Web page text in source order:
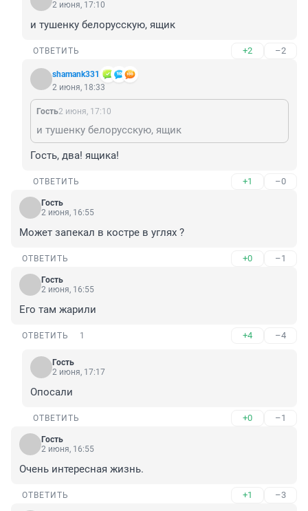
2 июня, 17:10
и тушенку белорусскую, ящик
ОТВЕТИТЬ +2 –2
shamank331
2 июня, 18:33
Гость2 июня, 17:10
и тушенку белорусскую, ящик
Гость, два! ящика!
ОТВЕТИТЬ +1 –0
Гость
2 июня, 16:55
Может запекал в костре в углях ?
ОТВЕТИТЬ +0 –1
Гость
2 июня, 16:55
Его там жарили
ОТВЕТИТЬ 1 +4 –4
Гость
2 июня, 17:17
Опосали
ОТВЕТИТЬ +0 –1
Гость
2 июня, 16:55
Очень интересная жизнь.
ОТВЕТИТЬ +1 –3